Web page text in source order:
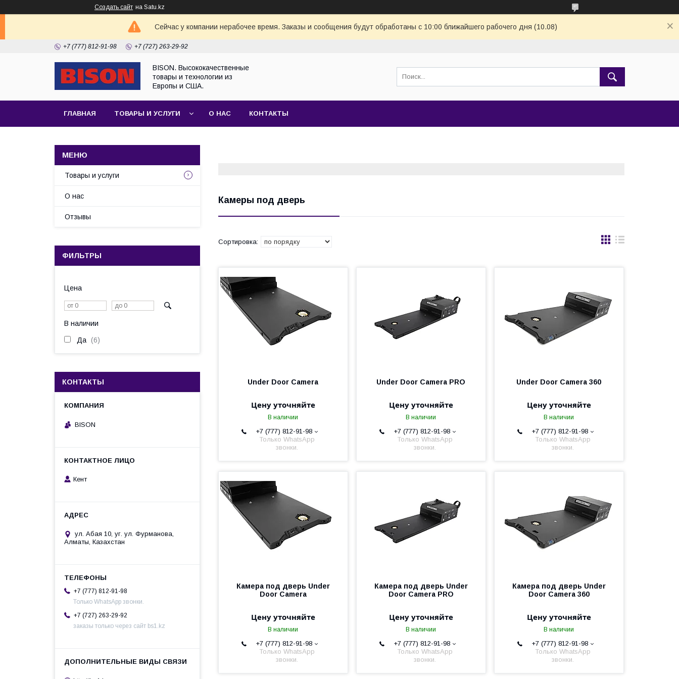
Создать сайт на Satu.kz
Сейчас у компании нерабочее время. Заказы и сообщения будут обработаны с 10:00 ближайшего рабочего дня (10.08)
+7 (777) 812-91-98 +7 (727) 263-29-92
BISON. Высококачественные
товары и технологии из
Европы и США.
ГЛАВНАЯ ТОВАРЫ И УСЛУГИ О НАС КОНТАКТЫ
Камеры под дверь
Under Door Camera
Цену уточняйте
В наличии
+7 (777) 812-91-98
Только WhatsApp
звонки.
Under Door Camera PRO
Цену уточняйте
В наличии
+7 (777) 812-91-98
Только WhatsApp
звонки.
Under Door Camera 360
Цену уточняйте
В наличии
+7 (777) 812-91-98
Только WhatsApp
звонки.
Камера под дверь Under
Door Camera
Цену уточняйте
В наличии
+7 (777) 812-91-98
Только WhatsApp
звонки.
Камера под дверь Under
Door Camera PRO
Цену уточняйте
В наличии
+7 (777) 812-91-98
Только WhatsApp
звонки.
Камера под дверь Under
Door Camera 360
Цену уточняйте
В наличии
+7 (777) 812-91-98
Только WhatsApp
звонки.
Товары и услуги
О нас
Отзывы
ФИЛЬТРЫ
Цена
В наличии
Да 6
КОНТАКТЫ
BISON
Кент
ул. Абая 10, уг. ул. Фурманова,
Алматы, Казахстан
+7 (777) 812-91-98
Только WhatsApp звонки.
+7 (727) 263-29-92
заказы только через сайт bs1.kz